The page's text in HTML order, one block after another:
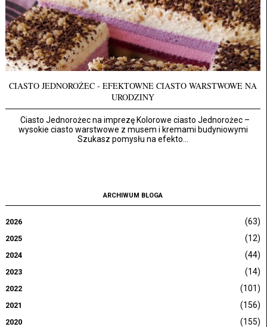
CIASTO JEDNOROŻEC - EFEKTOWNE CIASTO WARSTWOWE NA
URODZINY
Ciasto Jednorożec na imprezę Kolorowe ciasto Jednorożec –
wysokie ciasto warstwowe z musem i kremami budyniowymi
Szukasz pomysłu na efekto...
ARCHIWUM BLOGA
2026 (63)
2025 (12)
2024 (44)
2023 (14)
2022 (101)
2021 (156)
2020 (155)